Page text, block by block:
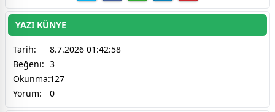
YAZI KÜNYE
Tarih:
8.7.2026 01:42:58
Beğeni: 3
Okunma:127
Yorum:
0